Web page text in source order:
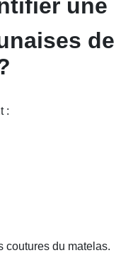
une
de
:
coutures du matelas.